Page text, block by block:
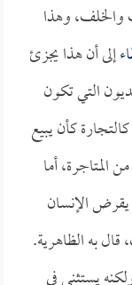
والخلف، وهذا
إلى أن هذا يجزئ
التي تكون
كأن يبيع
المتاجرة، أما
الإنسان
به الظاهرية.